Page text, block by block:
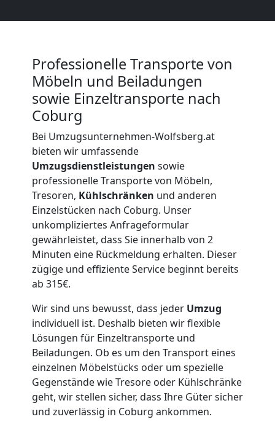
Professionelle Transporte von
Möbeln und Beiladungen
sowie Einzeltransporte nach
Coburg
Bei Umzugsunternehmen-Wolfsberg.at
bieten wir umfassende
Umzugsdienstleistungen sowie
professionelle Transporte von Möbeln,
Tresoren, Kühlschränken und anderen
Einzelstücken nach Coburg. Unser
unkompliziertes Anfrageformular
gewährleistet, dass Sie innerhalb von 2
Minuten eine Rückmeldung erhalten. Dieser
zügige und effiziente Service beginnt bereits
ab 315€.
Wir sind uns bewusst, dass jeder Umzug
individuell ist. Deshalb bieten wir flexible
Lösungen für Einzeltransporte und
Beiladungen. Ob es um den Transport eines
einzelnen Möbelstücks oder um spezielle
Gegenstände wie Tresore oder Kühlschränke
geht, wir stellen sicher, dass Ihre Güter sicher
und zuverlässig in Coburg ankommen.
Umzug
und
Lagerung
Wolfsberg
Full-
Service-
Umzug
Wolfsberg
Qualitäts-
Umzüge